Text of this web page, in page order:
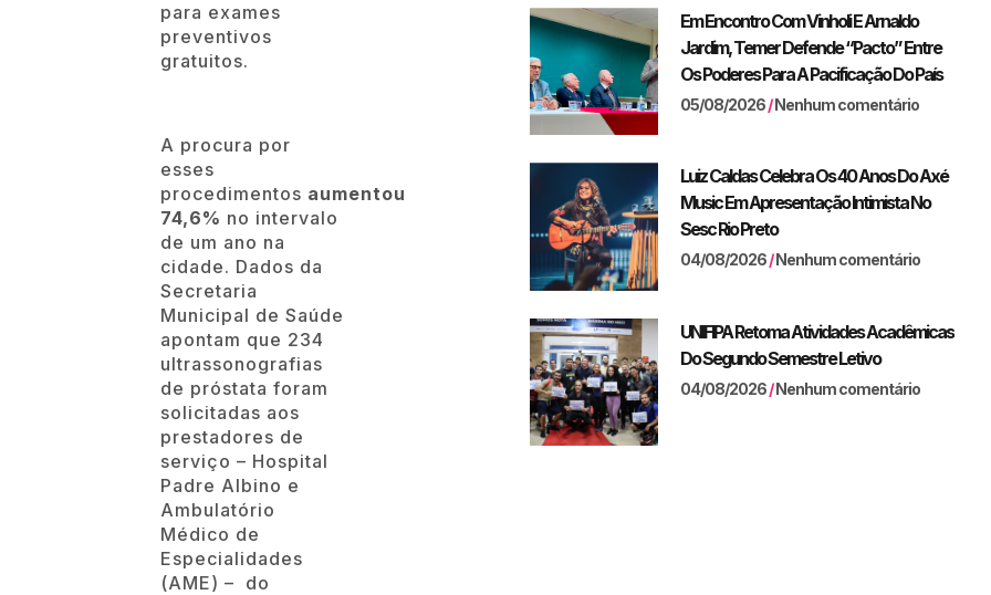
para exames
preventivos
gratuitos.
A procura por
esses
procedimentos aumentou
74,6% no intervalo
de um ano na
cidade. Dados da
Secretaria
Municipal de Saúde
apontam que 234
ultrassonografias
de próstata foram
solicitadas aos
prestadores de
serviço – Hospital
Padre Albino e
Ambulatório
Médico de
Especialidades
(AME) – do
Em Encontro Com Vinholi E Arnaldo
Jardim, Temer Defende “pacto” Entre
Os Poderes Para A Pacificação Do País
05/08/2026 Nenhum comentário
Luiz Caldas Celebra Os 40 Anos Do Axé
Music Em Apresentação Intimista No
Sesc Rio Preto
04/08/2026 Nenhum comentário
UNIFIPA Retoma Atividades Acadêmicas
Do Segundo Semestre Letivo
04/08/2026 Nenhum comentário